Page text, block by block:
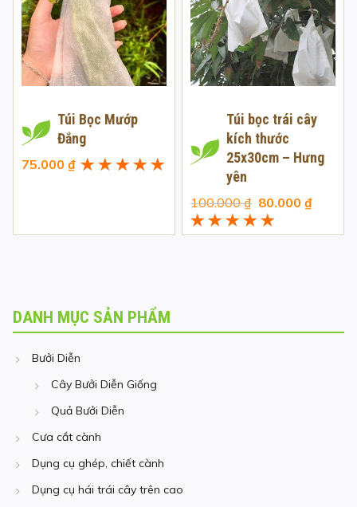
Túi Bọc Mướp
Đắng
75.000 ₫
Túi bọc trái cây
kích thước
25x30cm – Hưng
yên
100.000₫ Giá
gốc
là:
80.000₫Giá
tại
Được xếp
DANH MỤC SẢN PHẨM
Bưởi Diễn
Cây Bưởi Diễn Giống
Quả Bưởi Diễn
Cưa cắt cành
Dụng cụ ghép, chiết cành
Dụng cụ hái trái cây trên cao